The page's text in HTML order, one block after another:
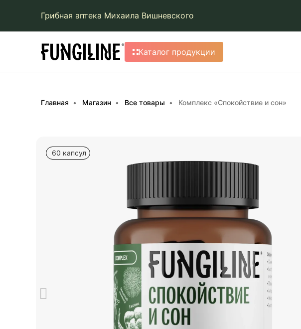
Грибная аптека Михаила Вишневского
Каталог продукции
Главная Магазин Все товары Комплекс «Спокойствие и сон»
60 капсул